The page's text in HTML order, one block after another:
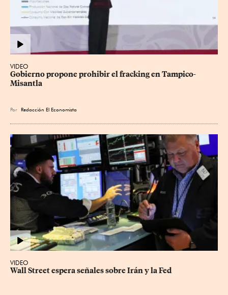
VIDEO
Gobierno propone prohibir el fracking en Tampico-
Misantla
Por Redacción El Economista
VIDEO
Wall Street espera señales sobre Irán y la Fed